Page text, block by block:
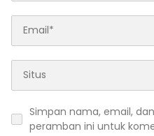
Simpan nama, email,
peramban ini untuk